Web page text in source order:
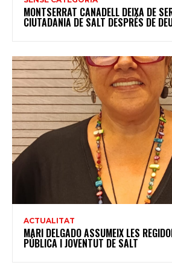
MONTSERRAT CANADELL DEIXA DE
CIUTADANIA DE SALT DESPRÉS DE
ACTUALITAT
MARI DELGADO ASSUMEIX LES
PÚBLICA I JOVENTUT DE SALT